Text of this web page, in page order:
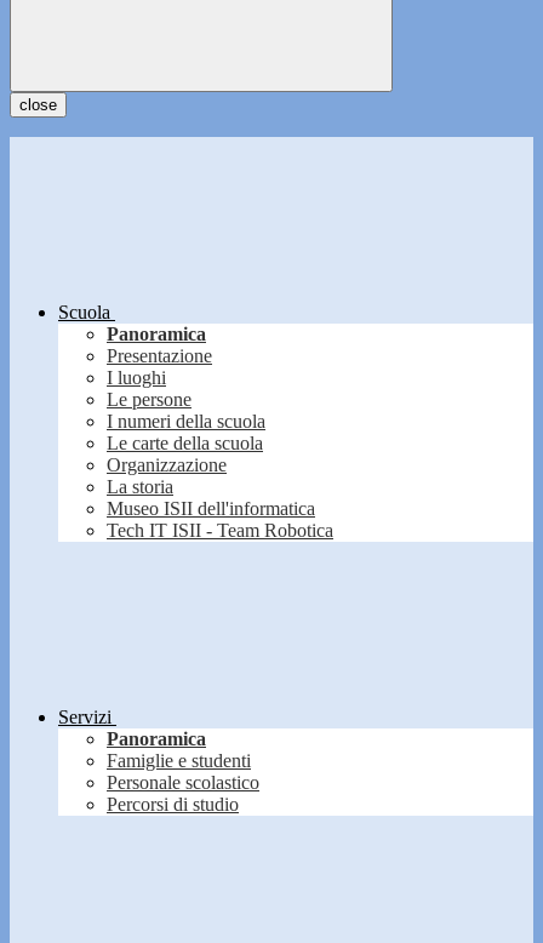
close
Scuola
Panoramica
Presentazione
I luoghi
Le persone
I numeri della scuola
Le carte della scuola
Organizzazione
La storia
Museo ISII dell'informatica
Tech IT ISII - Team Robotica
Servizi
Panoramica
Famiglie e studenti
Personale scolastico
Percorsi di studio